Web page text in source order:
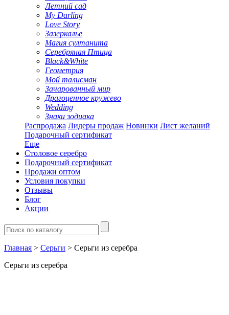
Летний сад
My Darling
Love Story
Зазеркалье
Магия султанита
Серебряная Птица
Black&White
Геометрия
Мой талисман
Зачарованный мир
Драгоценное кружево
Wedding
Знаки зодиака
Распродажа Лидеры продаж Новинки Лист желаний
Подарочный сертификат
Еще
Столовое серебро
Подарочный сертификат
Продажи оптом
Условия покупки
Отзывы
Блог
Акции
Главная > Серьги > Серьги из серебра
Серьги из серебра